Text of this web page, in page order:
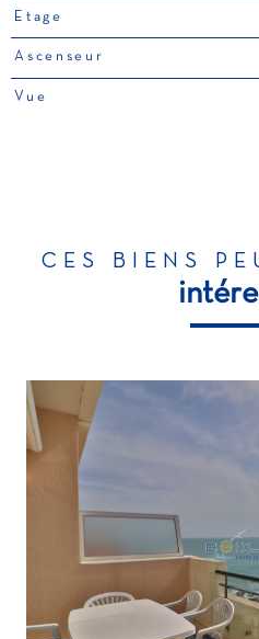
Etage
Ascenseur
Vue
CES BIENS
voir le